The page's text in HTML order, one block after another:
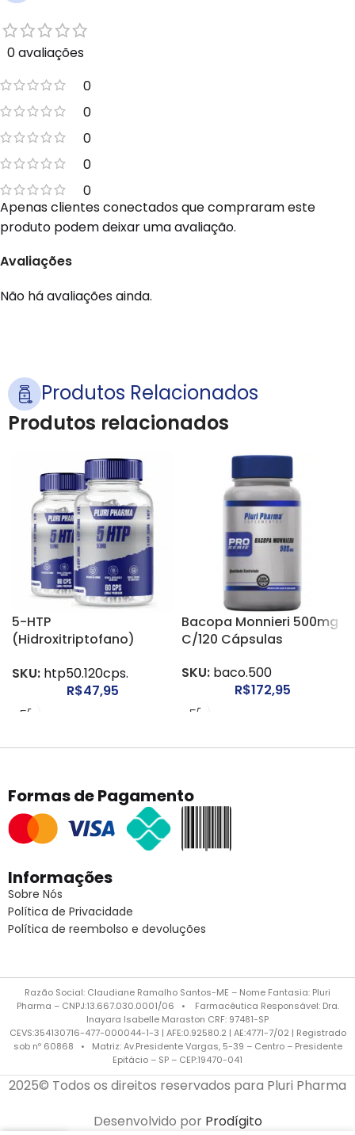
0 avaliações
0
0
0
0
0
Avaliações
Não há avaliações ainda.
Apenas clientes conectados que compraram este
produto podem deixar uma avaliação.
Produtos Relacionados
Produtos relacionados
5-HTP
(Hidroxitriptofano)
SKU: htp50.120cps.
R$47,95
Bacopa Monnieri 500mg
C/120 Cápsulas
SKU: baco.500
R$172,95
Formas de Pagamento
Informações
Sobre Nós
Política de Privacidade
Política de reembolso e devoluções
Razão Social: Claudiane Ramalho Santos-ME – Nome Fantasia: Pluri
Pharma – CNPJ:13.667.030.0001/06 • Farmacêutica Responsável: Dra.
Inayara Isabelle Maraston CRF: 97481-SP
CEVS:354130716-477-000044-1-3 | AFE:0.92580.2 | AE:4771-7/02 | Registrado
sob nº 60868 • Matriz: Av.Presidente Vargas, 5-39 – Centro – Presidente
Epitácio – SP – CEP:19470-041
2025© Todos os direitos reservados para Pluri Pharma
Desenvolvido por Prodígito